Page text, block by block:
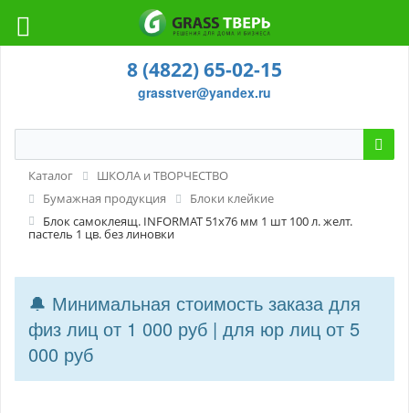
8 (4822) 65-02-15
grasstver@yandex.ru
Каталог
ШКОЛА и ТВОРЧЕСТВО
Бумажная продукция
Блоки клейкие
Блок самоклеящ. INFORMAT 51х76 мм 1 шт 100 л. желт.
пастель 1 цв. без линовки
🔔 Минимальная стоимость заказа для
физ лиц от 1 000 руб | для юр лиц от 5
000 руб